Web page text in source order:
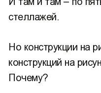
стеллажей.
Но конструкции на
конструкций на
Почему?